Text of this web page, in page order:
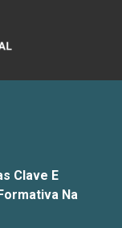
Clave E
Na